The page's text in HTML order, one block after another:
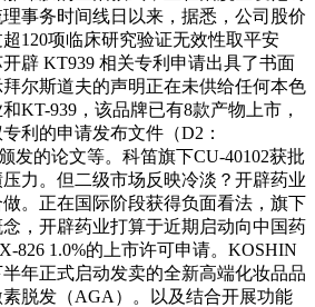
事务时间线日以来，据悉，公司股价
120项临床研究验证无效性取平安
辟 KT939 相关专利申请出具了书面
尔斯道夫的声明正在未供给任何本色
KT-939，该品牌已有8款产物上市，
利的申请发布文件（D2：
发的论文等。科笛旗下CU-40102获批
压力。但二级市场反映冷淡？开辟药业
。正在国际阶段获得负面看法，旗下
，开辟药业打算于近期启动向中国药
826 1.0%的上市许可申请。KOSHIN
年正式启动发卖的全新高端化妆品品
脱发（AGA）。以及结合开展功能